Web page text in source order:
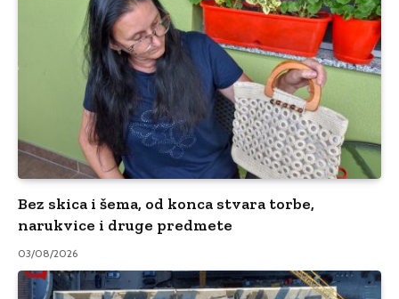
Bez skica i šema, od konca stvara torbe,
narukvice i druge predmete
03/08/2026